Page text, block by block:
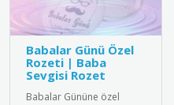
Babalar Günü Özel
Rozeti | Baba
Sevgisi Rozet
Babalar Gününe özel